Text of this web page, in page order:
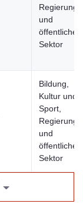
Regierung
und
öffentlicher
Sektor
Bildung,
Kultur und
Sport,
Regierung
und
öffentlicher
Sektor